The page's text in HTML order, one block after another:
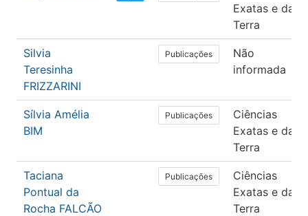
Exatas e da
Terra
Silvia
Teresinha
FRIZZARINI
Publicações
Não
informada
Sílvia Amélia
BIM
Publicações
Ciências
Exatas e da
Terra
Taciana
Pontual da
Rocha FALCÃO
Publicações
Ciências
Exatas e da
Terra